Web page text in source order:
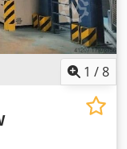
1 /8